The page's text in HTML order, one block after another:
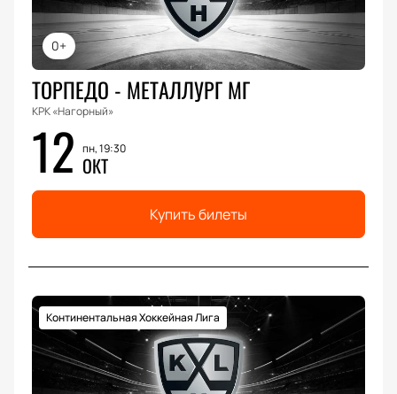
0+
ТОРПЕДО - МЕТАЛЛУРГ МГ
КРК «Нагорный»
12 пн, 19:30
ОКТ
Купить билеты
Континентальная Хоккейная Лига